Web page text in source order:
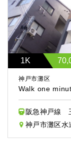
1K
神戸市灘区
Walk one
阪急神戸線
神戸市灘区水